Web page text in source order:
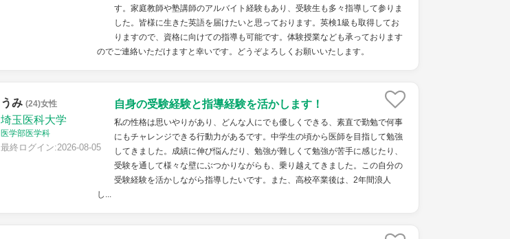
す。家庭教師や塾講師のアルバイト経験もあり、受験生も多々指導して参りま
した。皆様に生きた英語を届けたいと思っております。英検1級も取得してお
りますので、資格に向けての指導も可能です。体験授業なども承っております
のでご連絡いただけますと幸いです。どうぞよろしくお願いいたします。
うみ (24)女性
埼玉医科大学
医学部医学科
最終ログイン:2026-08-05
自身の受験経験と指導経験を活かします！
私の性格は思いやりがあり、どんな人にでも優しくできる、素直で勤勉で何事
にもチャレンジできる行動力があるです。中学生の頃から医師を目指して勉強
してきました。成績に伸び悩んだり、勉強が難しくて勉強が苦手に感じたり、
受験を通して様々な壁にぶつかりながらも、乗り越えてきました。この自分の
受験経験を活かしながら指導したいです。また、高校卒業後は、2年間浪人
し...